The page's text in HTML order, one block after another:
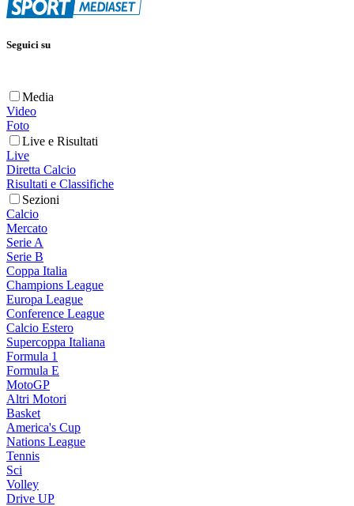
Seguici su
Media
Video
Foto
Live e Risultati
Live
Diretta Calcio
Risultati e Classifiche
Sezioni
Calcio
Mercato
Serie A
Serie B
Coppa Italia
Champions League
Europa League
Conference League
Calcio Estero
Supercoppa Italiana
Formula 1
Formula E
MotoGP
Altri Motori
Basket
America's Cup
Nations League
Tennis
Sci
Volley
Drive UP